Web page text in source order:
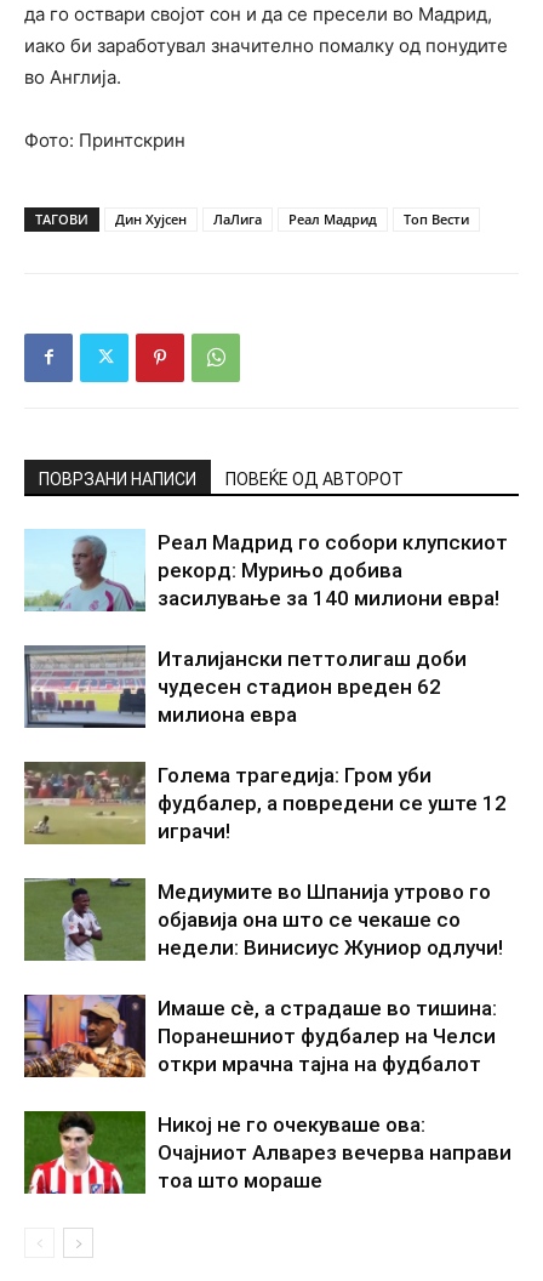
да го оствари својот сон и да се пресели во Мадрид,
иако би заработувал значително помалку од понудите
во Англија.
Фото: Принтскрин
ТАГОВИ Дин Хујсен ЛаЛига Реал Мадрид Топ Вести
ПОВРЗАНИ НАПИСИ ПОВЕЌЕ ОД АВТОРОТ
Реал Мадрид го собори клупскиот
рекорд: Мурињо добива
засилување за 140 милиони евра!
Италијански петтолигаш доби
чудесен стадион вреден 62
милиона евра
Голема трагедија: Гром уби
фудбалер, а повредени се уште 12
играчи!
Медиумите во Шпанија утрово го
објавија она што се чекаше со
недели: Винисиус Жуниор одлучи!
Имаше сè, а страдаше во тишина:
Поранешниот фудбалер на Челси
откри мрачна тајна на фудбалот
Никој не го очекуваше ова:
Очајниот Алварез вечерва направи
тоа што мораше